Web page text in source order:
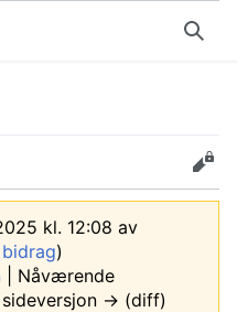
Søk
Rediger
kl. 12:08 av
bidrag)
| Nåværende
→ (diff)